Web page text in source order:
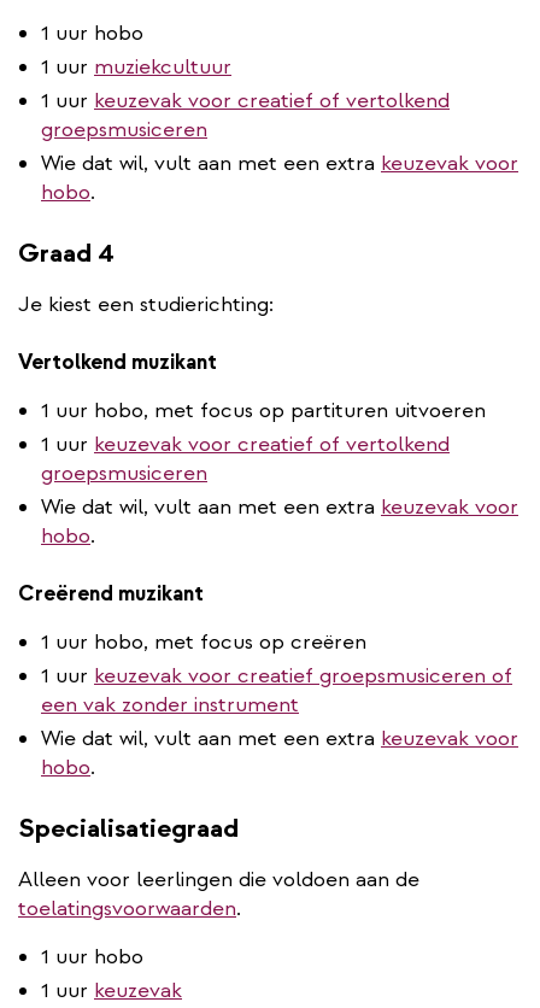
1 uur hobo
1 uur muziekcultuur
1 uur keuzevak voor creatief of vertolkend
groepsmusiceren
Wie dat wil, vult aan met een extra keuzevak voor
hobo.
Graad 4
Je kiest een studierichting:
Vertolkend muzikant
1 uur hobo, met focus op partituren uitvoeren
1 uur keuzevak voor creatief of vertolkend
groepsmusiceren
Wie dat wil, vult aan met een extra keuzevak voor
hobo.
Creërend muzikant
1 uur hobo, met focus op creëren
1 uur keuzevak voor creatief groepsmusiceren of
een vak zonder instrument
Wie dat wil, vult aan met een extra keuzevak voor
hobo.
Specialisatiegraad
Alleen voor leerlingen die voldoen aan de
toelatingsvoorwaarden.
1 uur hobo
1 uur keuzevak